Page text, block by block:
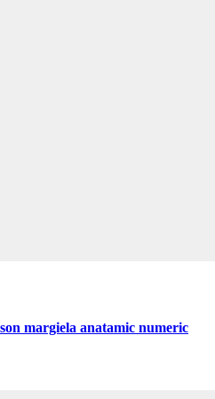
margiela anatamic numeric